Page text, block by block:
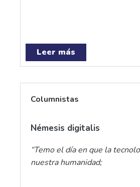
Leer más
Columnistas
Némesis digitalis
“Temo el día en que la
nuestra humanidad;